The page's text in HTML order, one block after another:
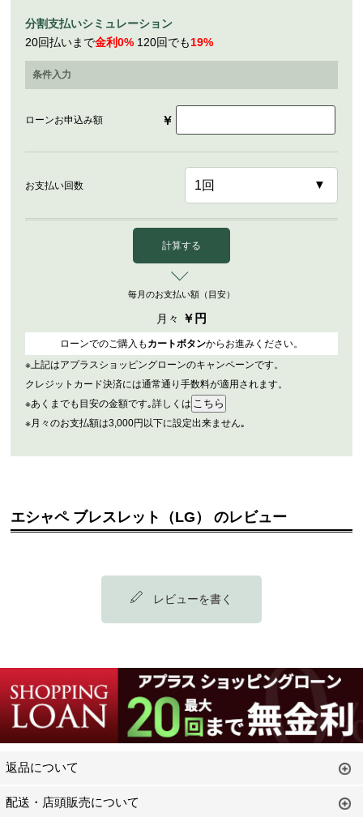
分割支払いシミュレーション
20回払いまで金利0% 120回でも19%
条件入力
ローンお申込み額 ￥
お支払い回数
計算する
毎月のお支払い額（目安）
月々 ￥ 円
ローンでのご購入も カートボタンからお進みください。
※上記はアプラスショッピングローンのキャンペーンです。
クレジットカード決済には通常通り手数料が適用されます。
※あくまでも目安の金額です｡詳しくは
※月々のお支払額は3,000円以下に設定出来ません｡
エシャペ ブレスレット（LG） のレビュー
レビューを書く
返品について
配送・店頭販売について